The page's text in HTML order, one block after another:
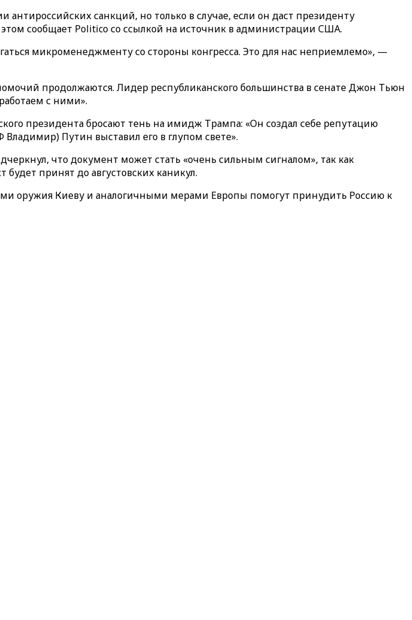
санкций, но только в случае, если он даст президенту
сообщает Politico со ссылкой на источник в администрации США.
микроменеджменту со стороны конгресса. Это для нас неприемлемо», —
продолжаются. Лидер республиканского большинства в сенате Джон Тьюн
с ними».
президента бросают тень на имидж Трампа: «Он создал себе репутацию
Владимир) Путин выставил его в глупом свете».
что документ может стать «очень сильным сигналом», так как
принят до августовских каникул.
оружия Киеву и аналогичными мерами Европы помогут принудить Россию к